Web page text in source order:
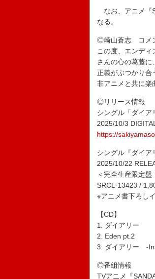
なお、アニメ『
なる。
◎崎山蒼志 コメ
この度、エンデ
さんの心の葛藤に
正義がぶつかり合
非アニメと共に楽
◎リリース情報
シングル「ダイア
2025/10/3
https://
シングル『ダイア
2025/10/22
＜完全生産限定盤
SRCL-13423 /
※アニメ書下ろし
【CD】
1. ダイアリー
2. Eden pt.2
3. ダイアリー -
◎番組情報
TVアニメ『SANDA